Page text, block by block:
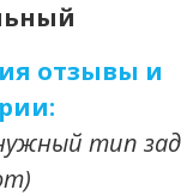
отзывы и
тип